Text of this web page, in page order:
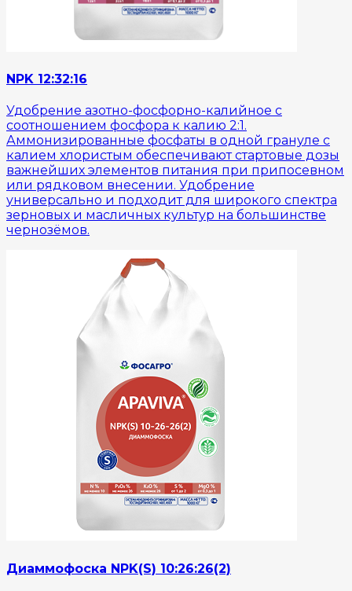
NPK 12:32:16
Удобрение азотно-фосфорно-калийное с
соотношением фосфора к калию 2:1.
Аммонизированные фосфаты в одной грануле с
калием хлористым обеспечивают стартовые дозы
важнейших элементов питания при припосевном
или рядковом внесении. Удобрение
универсально и подходит для широкого спектра
зерновых и масличных культур на большинстве
чернозёмов.
Диаммофоска NPK(S) 10:26:26(2)